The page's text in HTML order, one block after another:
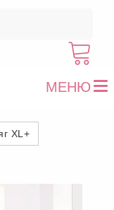
МЕНЮ
XL+